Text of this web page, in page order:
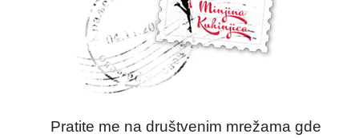
Pratite me na društvenim mrežama gde